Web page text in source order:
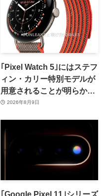
｢Pixel Watch 5｣にはステフ
ィン・カリー特別モデルが
用意されることが明らかに
ｰ 日本での発売は期待しな
2026年8月9日
｢Google Pixel 11｣シリーズ